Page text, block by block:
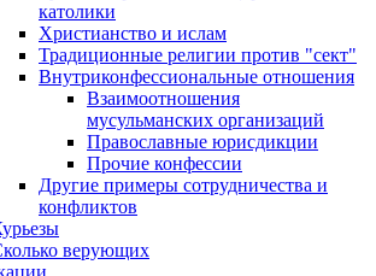
католики
Христианство и ислам
Традиционные религии против "сект"
Внутриконфессиональные отношения
Взаимоотношения
мусульманских организаций
Православные юрисдикции
Прочие конфессии
Другие примеры сотрудничества и
конфликтов
верующих